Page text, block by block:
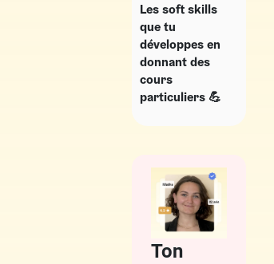
Les soft skills
que tu
développes en
donnant des
cours
particuliers 💪
Ton